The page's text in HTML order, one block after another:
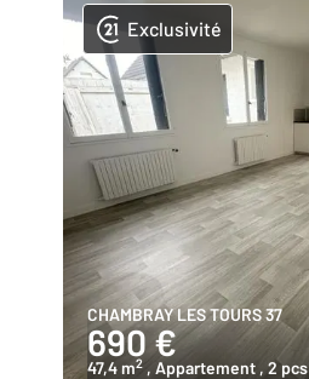
Exclusivité
CHAMBRAY LES TOURS 37
690 €
47,4 m2 , Appartement , 2 pcs